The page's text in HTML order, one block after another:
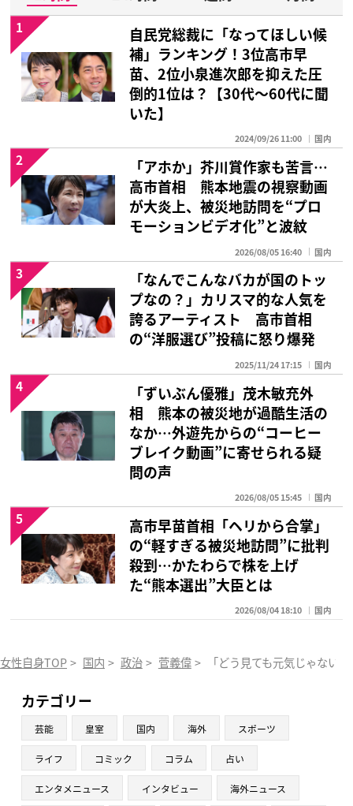
自民党総裁に「なってほしい候
補」ランキング！3位高市早
苗、2位小泉進次郎を抑えた圧
倒的1位は？【30代〜60代に聞
いた】
2024/09/26 11:00 国内
1
「アホか」芥川賞作家も苦言…
高市首相 熊本地震の視察動画
が大炎上、被災地訪問を“プロ
モーションビデオ化”と波紋
2026/08/05 16:40 国内
2
「なんでこんなバカが国のトッ
プなの？」カリスマ的な人気を
誇るアーティスト 高市首相
の“洋服選び”投稿に怒り爆発
2025/11/24 17:15 国内
3
「ずいぶん優雅」茂木敏充外
相 熊本の被災地が過酷生活の
なか…外遊先からの“コーヒー
ブレイク動画”に寄せられる疑
問の声
2026/08/05 15:45 国内
4
高市早苗首相「ヘリから合掌」
の“軽すぎる被災地訪問”に批判
殺到…かたわらで株を上げ
た“熊本選出”大臣とは
2026/08/04 18:10 国内
5
女性自身TOP > 国内 > 政治 > 菅義偉 > 「どう見ても元気じゃない
カテゴリー
芸能 皇室 国内 海外 スポーツ
ライフ コミック コラム 占い
エンタメニュース インタビュー 海外ニュース